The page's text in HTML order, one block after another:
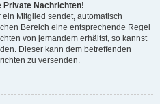
Private Nachrichten!
Mitglied sendet, automatisch
Bereich eine entsprechende Regel
von jemandem erhältst, so kannst
Dieser kann dem betreffenden
zu versenden.